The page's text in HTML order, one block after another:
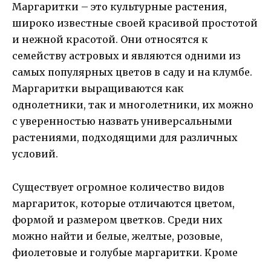
Маргаритки – это культурные растения,
широко известные своей красивой простотой
и нежной красотой. Они относятся к
семейству астровых и являются одними из
самых популярных цветов в саду и на клумбе.
Маргаритки выращиваются как
однолетники, так и многолетники, их можно
с уверенностью назвать универсальными
растениями, подходящими для различных
условий.
Существует огромное количество видов
маргариток, которые отличаются цветом,
формой и размером цветков. Среди них
можно найти и белые, желтые, розовые,
фиолетовые и голубые маргаритки. Кроме